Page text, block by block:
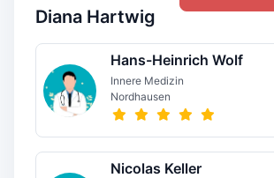
Diana Hartwig
Hans-Heinrich Wolf
Innere Medizin
Nordhausen
Nicolas Keller